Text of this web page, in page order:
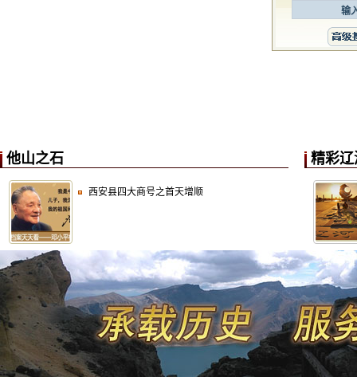
他山之石
西安县四大商号之首天增顺
精彩辽